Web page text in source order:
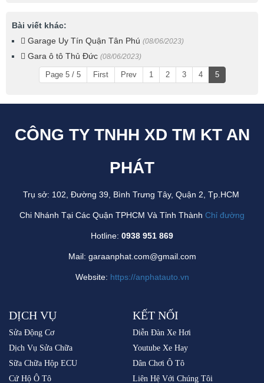
Bài viết khác:
Garage Uy Tín Quận Tân Phú (08/06/2023)
Gara ô tô Thủ Đức (08/06/2023)
Page 5 / 5 First Prev 1 2 3 4 5
CÔNG TY TNHH XD TM KT AN
PHÁT
Trụ sở: 102, Đường 39, Bình Trưng Tây, Quận 2, Tp.HCM
Chi Nhánh Tại Các Quận TPHCM Và Tỉnh Thành Chỉ đường
Hotline: 0938 951 869
Mail: garaanphat.com@gmail.com
Website: https://anphatauto.vn
DỊCH VỤ
Sửa Động Cơ
Dịch Vụ Sửa Chữa
Sữa Chữa Hộp ECU
Cứ Hộ Ô Tô
KẾT NỐI
Diễn Đàn Xe Hơi
Youtube Xe Hay
Dân Chơi Ô Tô
Liên Hệ Với Chúng Tôi